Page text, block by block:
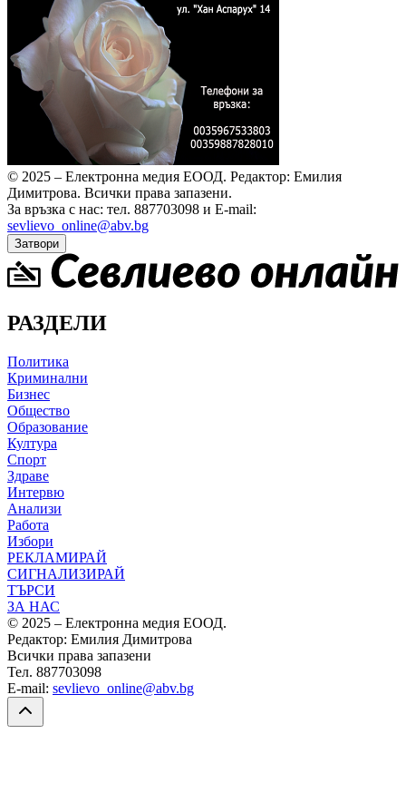
© 2025 – Електронна медия ЕООД. Редактор: Емилия
Димитрова. Всички права запазени.
За връзка с нас: тел. 887703098 и E-mail:
sevlievo_online@abv.bg
Затвори
РАЗДЕЛИ
Политика
Криминални
Бизнес
Общество
Образование
Култура
Спорт
Здраве
Интервю
Анализи
Работа
Избори
РЕКЛАМИРАЙ
СИГНАЛИЗИРАЙ
ТЪРСИ
ЗА НАС
© 2025 – Електронна медия ЕООД.
Редактор: Емилия Димитрова
Всички права запазени
Тел. 887703098
E-mail: sevlievo_online@abv.bg